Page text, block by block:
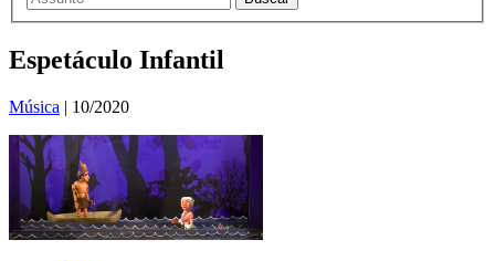
Espetáculo Infantil
Música | 10/2020